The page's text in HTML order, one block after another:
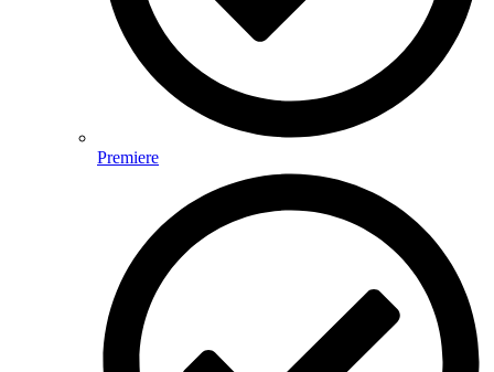
Premiere